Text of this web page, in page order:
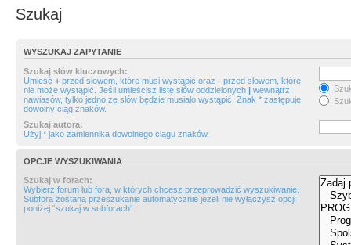
Szukaj
WYSZUKAJ ZAPYTANIE
Szukaj słów kluczowych:
Umieść + przed słowem, które musi wystąpić oraz - przed słowem, które
nie może wystąpić. Jeśli umieścisz listę słów oddzielonych | wewnątrz
nawiasów, tylko jedno ze słów będzie musiało wystąpić. Znak * zastępuje
dowolny ciąg znaków.
Szukaj autora:
Użyj * jako zamiennika dowolnego ciągu znaków.
OPCJE WYSZUKIWANIA
Szukaj w forach:
Wybierz forum lub fora, w których chcesz przeprowadzić wyszukiwanie.
Subfora zostaną przeszukanie automatycznie jeżeli nie wyłączysz opcji
poniżej “szukaj w subforach“.